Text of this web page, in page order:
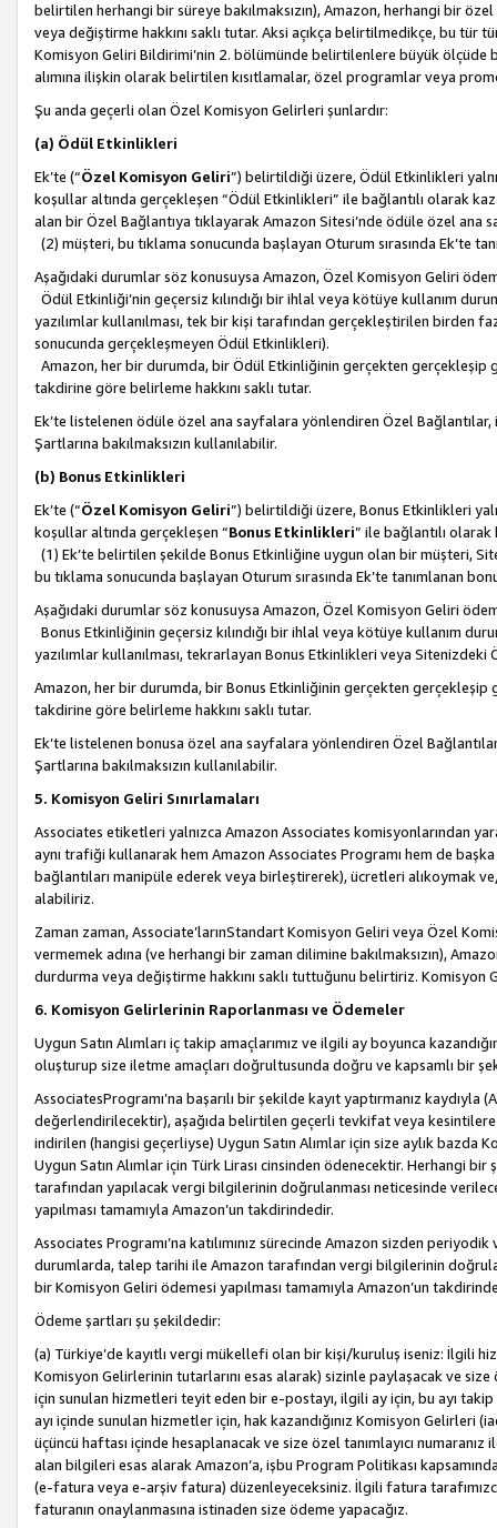
belirtilen herhangi bir süreye bakılmaksızın), Amazon, herhangi bir
veya değiştirme hakkını saklı tutar. Aksi açıkça belirtilmedikçe, bu tür
Komisyon Geliri Bildirimi’nin 2. bölümünde belirtilenlere büyük ölçüde
alımına ilişkin olarak belirtilen kısıtlamalar, özel programlar veya
Şu anda geçerli olan Özel Komisyon Gelirleri şunlardır:
(a) Ödül Etkinlikleri
Ek’te (“Özel Komisyon Geliri”) belirtildiği üzere, Ödül Etkinlikleri
koşullar altında gerçekleşen “Ödül Etkinlikleri” ile bağlantılı olarak
alan bir Özel Bağlantıya tıklayarak Amazon Sitesi’nde ödüle özel ana
(2) müşteri, bu tıklama sonucunda başlayan Oturum sırasında Ek’te
Aşağıdaki durumlar söz konusuysa Amazon, Özel Komisyon Geliri
Ödül Etkinliği’nin geçersiz kılındığı bir ihlal veya kötüye kullanım
yazılımlar kullanılması, tek bir kişi tarafından gerçekleştirilen
sonucunda gerçekleşmeyen Ödül Etkinlikleri).
Amazon, her bir durumda, bir Ödül Etkinliğinin gerçekten gerçekleşip
takdirine göre belirleme hakkını saklı tutar.
Ek’te listelenen ödüle özel ana sayfalara yönlendiren Özel
Şartlarına bakılmaksızın kullanılabilir.
(b) Bonus Etkinlikleri
Ek’te (“Özel Komisyon Geliri”) belirtildiği üzere, Bonus Etkinlikleri
koşullar altında gerçekleşen “Bonus Etkinlikleri” ile bağlantılı olarak
(1) Ek’te belirtilen şekilde Bonus Etkinliğine uygun olan bir müşteri,
bu tıklama sonucunda başlayan Oturum sırasında Ek’te tanımlanan
Aşağıdaki durumlar söz konusuysa Amazon, Özel Komisyon Geliri
Bonus Etkinliğinin geçersiz kılındığı bir ihlal veya kötüye kullanım
yazılımlar kullanılması, tekrarlayan Bonus Etkinlikleri veya
Amazon, her bir durumda, bir Bonus Etkinliğinin gerçekten gerçekleşip
takdirine göre belirleme hakkını saklı tutar.
Ek’te listelenen bonusa özel ana sayfalara yönlendiren Özel
Şartlarına bakılmaksızın kullanılabilir.
5. Komisyon Geliri Sınırlamaları
Associates etiketleri yalnızca Amazon Associates komisyonlarından
aynı trafiği kullanarak hem Amazon Associates Programı hem de
bağlantıları manipüle ederek veya birleştirerek), ücretleri alıkoymak
alabiliriz.
Zaman zaman, Associate’larınStandart Komisyon Geliri veya Özel
vermemek adına (ve herhangi bir zaman dilimine bakılmaksızın),
durdurma veya değiştirme hakkını saklı tuttuğunu belirtiriz. Komisyon
6. Komisyon Gelirlerinin Raporlanması ve Ödemeler
Uygun Satın Alımları iç takip amaçlarımız ve ilgili ay boyunca
oluşturup size iletme amaçları doğrultusunda doğru ve kapsamlı bir
AssociatesProgramı’na başarılı bir şekilde kayıt yaptırmanız
değerlendirilecektir), aşağıda belirtilen geçerli tevkifat veya
indirilen (hangisi geçerliyse) Uygun Satın Alımlar için size aylık
Uygun Satın Alımlar için Türk Lirası cinsinden ödenecektir. Herhangi
tarafından yapılacak vergi bilgilerinin doğrulanması neticesinde
yapılması tamamıyla Amazon’un takdirindedir.
Associates Programı’na katılımınız sürecinde Amazon sizden
durumlarda, talep tarihi ile Amazon tarafından vergi bilgilerinin
bir Komisyon Geliri ödemesi yapılması tamamıyla Amazon’un
Ödeme şartları şu şekildedir:
(a) Türkiye’de kayıtlı vergi mükellefi olan bir kişi/kuruluş iseniz: İlgili
Komisyon Gelirlerinin tutarlarını esas alarak) sizinle paylaşacak ve
için sunulan hizmetleri teyit eden bir e-postayı, ilgili ay için, bu ayı
ayı içinde sunulan hizmetler için, hak kazandığınız Komisyon Gelirleri
üçüncü haftası içinde hesaplanacak ve size özel tanımlayıcı
alan bilgileri esas alarak Amazon’a, işbu Program Politikası
(e-fatura veya e-arşiv fatura) düzenleyeceksiniz. İlgili fatura
faturanın onaylanmasına istinaden size ödeme yapacağız.